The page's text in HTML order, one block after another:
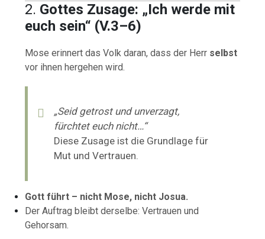
2. Gottes Zusage: „Ich werde mit
euch sein“ (V.3–6)
Mose erinnert das Volk daran, dass der Herr selbst
vor ihnen hergehen wird.
„Seid getrost und unverzagt,
fürchtet euch nicht…“
Diese Zusage ist die Grundlage für
Mut und Vertrauen.
Gott führt – nicht Mose, nicht Josua.
Der Auftrag bleibt derselbe: Vertrauen und
Gehorsam.